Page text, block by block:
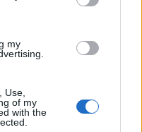
my
Use,
of my
with the
e chinês (o último
chineses). O principal